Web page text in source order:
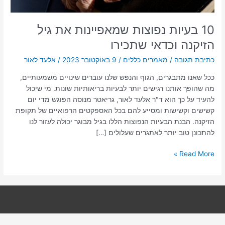
10 בעיות נפוצות שמאפיינות את גיל
הזיקנה וכדאי שתכירו
כתיבת תגובה / מאמרים כללים / 9 באוקטובר 2023 /אלעד לאור
ככל שאנו מתבגרים, הגוף והנפש שלנו עוברים שינויים משמעותיים,
מה שהופך אותנו רגישים יותר לבעיות בריאותיות שונות. מי שיכול
להעיד על כך הוא ד"ר אלעד לאור, גריאטר מנוסה הפוגש מדי יום
קשישים וקשישות ומסייע להם בכל האספקטים הרפואיים של תקופת
הזיקנה. הבנת הבעיות הנפוצות הללו בגיל מבוגר יכולה לעזור לנו
להתכונן טוב יותר לאתגרים שעלולים […]
Read More »